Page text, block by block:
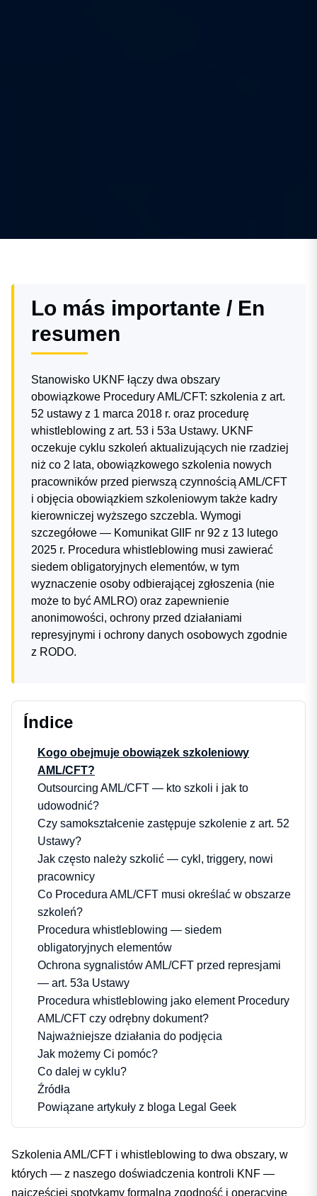
Lo más importante / En
resumen
Stanowisko UKNF łączy dwa obszary
obowiązkowe Procedury AML/CFT: szkolenia z art.
52 ustawy z 1 marca 2018 r. oraz procedurę
whistleblowing z art. 53 i 53a Ustawy. UKNF
oczekuje cyklu szkoleń aktualizujących nie rzadziej
niż co 2 lata, obowiązkowego szkolenia nowych
pracowników przed pierwszą czynnością AML/CFT
i objęcia obowiązkiem szkoleniowym także kadry
kierowniczej wyższego szczebla. Wymogi
szczegółowe — Komunikat GIIF nr 92 z 13 lutego
2025 r. Procedura whistleblowing musi zawierać
siedem obligatoryjnych elementów, w tym
wyznaczenie osoby odbierającej zgłoszenia (nie
może to być AMLRO) oraz zapewnienie
anonimowości, ochrony przed działaniami
represyjnymi i ochrony danych osobowych zgodnie
z RODO.
Índice
Kogo obejmuje obowiązek szkoleniowy
AML/CFT?
Outsourcing AML/CFT — kto szkoli i jak to
udowodnić?
Czy samokształcenie zastępuje szkolenie z art. 52
Ustawy?
Jak często należy szkolić — cykl, triggery, nowi
pracownicy
Co Procedura AML/CFT musi określać w obszarze
szkoleń?
Procedura whistleblowing — siedem
obligatoryjnych elementów
Ochrona sygnalistów AML/CFT przed represjami
— art. 53a Ustawy
Procedura whistleblowing jako element Procedury
AML/CFT czy odrębny dokument?
Najważniejsze działania do podjęcia
Jak możemy Ci pomóc?
Co dalej w cyklu?
Źródła
Powiązane artykuły z bloga Legal Geek
Szkolenia AML/CFT i whistleblowing to dwa obszary, w
których — z naszego doświadczenia kontroli KNF —
najczęściej spotykamy formalną zgodność i operacyjne